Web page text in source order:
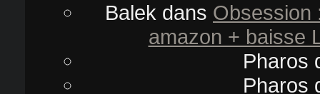
Balek dans Obsession
amazon + baisse
Pharos
Pharos